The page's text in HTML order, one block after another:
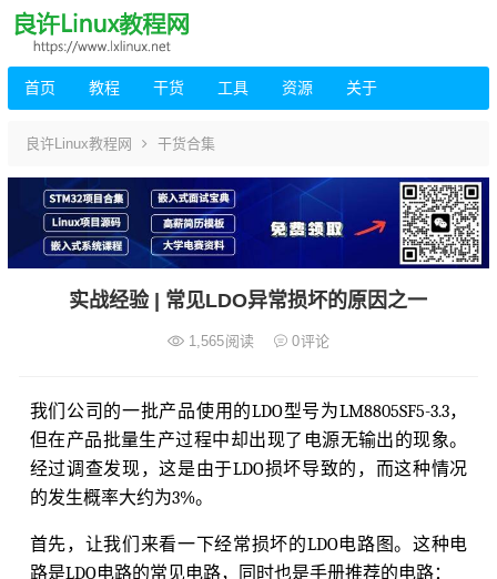
首页 教程 干货 工具 资源 关于
良许Linux教程网 干货合集
实战经验 | 常见LDO异常损坏的原因之一
1,565阅读 0评论
我们公司的一批产品使用的LDO型号为LM8805SF5-3.3，
但在产品批量生产过程中却出现了电源无输出的现象。
经过调查发现，这是由于LDO损坏导致的，而这种情况
的发生概率大约为3%。
首先，让我们来看一下经常损坏的LDO电路图。这种电
路是LDO电路的常见电路，同时也是手册推荐的电路：